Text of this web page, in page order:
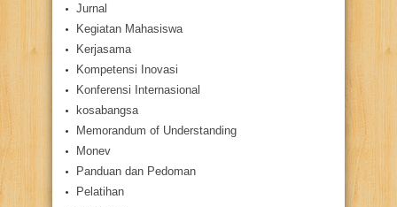
Jurnal
Kegiatan Mahasiswa
Kerjasama
Kompetensi Inovasi
Konferensi Internasional
kosabangsa
Memorandum of Understanding
Monev
Panduan dan Pedoman
Pelatihan